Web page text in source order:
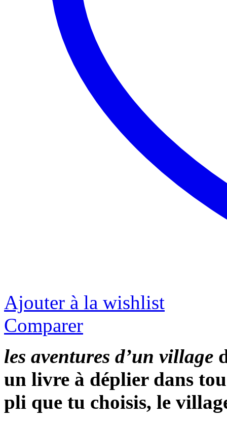
Ajouter à la wishlist
Comparer
les aventures d’un village
un livre à déplier dans
pli que tu choisis, le